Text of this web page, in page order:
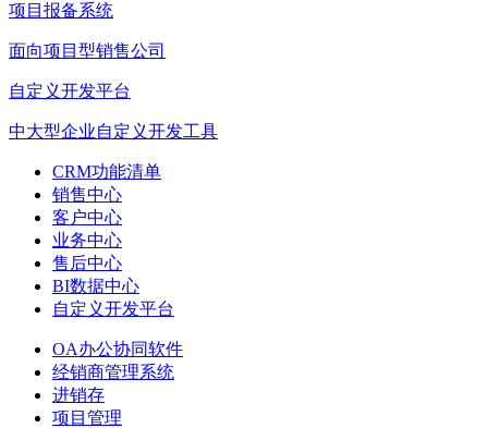
项目报备系统
面向项目型销售公司
自定义开发平台
中大型企业自定义开发工具
CRM功能清单
销售中心
客户中心
业务中心
售后中心
BI数据中心
自定义开发平台
OA办公协同软件
经销商管理系统
进销存
项目管理